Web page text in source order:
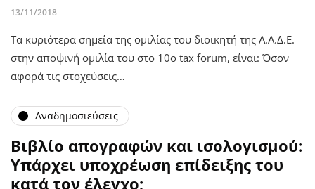
13/11/2018
Τα κυριότερα σημεία της ομιλίας του διοικητή της Α.Α.Δ.Ε.
στην αποψινή ομιλία του στο 10ο tax forum, είναι: Όσον
αφορά τις στοχεύσεις…
Αναδημοσιεύσεις
Βιβλίο απογραφών και ισολογισμού:
Υπάρχει υποχρέωση επίδειξης του
κατά τον έλεγχο;